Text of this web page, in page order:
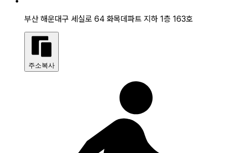
부산 해운대구 세실로 64 화목데파트 지하 1층 163호
주소복사